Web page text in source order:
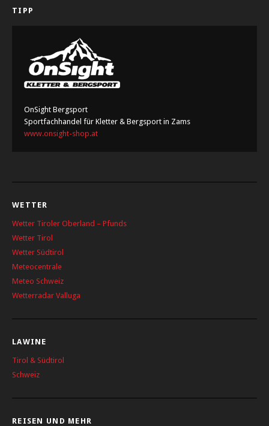
TIPP
OnSight Bergsport
Sportfachhandel für Kletter & Bergsport in Zams
www.onsight-shop.at
WETTER
Wetter Tiroler Oberland – Pfunds
Wetter Tirol
Wetter Südtirol
Meteocentrale
Meteo Schweiz
Wetterradar Valluga
LAWINE
Tirol & Südtirol
Schweiz
REISEN UND MEHR